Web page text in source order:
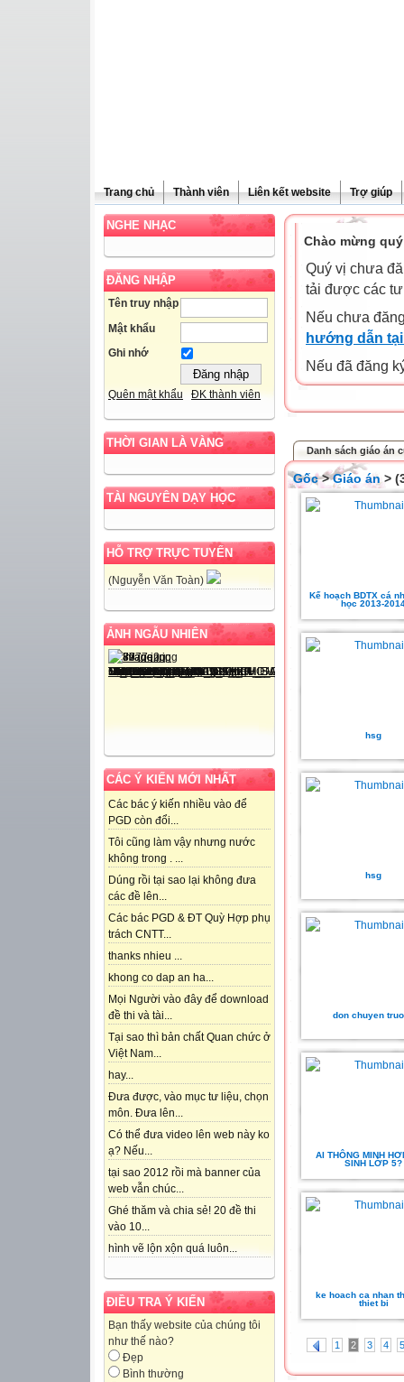
Trang chủ Thành viên Liên kết website Trợ giúp
NGHE NHẠC
ĐĂNG NHẬP
Tên truy nhập
Mật khẩu
Ghi nhớ
Quên mật khẩu ĐK thành viên
THỜI GIAN LÀ VÀNG
TÀI NGUYÊN DẠY HỌC
HỖ TRỢ TRỰC TUYẾN
(Nguyễn Văn Toàn)
ẢNH NGẪU NHIÊN
CÁC Ý KIẾN MỚI NHẤT
Các bác ý kiến nhiều vào để
PGD còn đổi...
Tôi cũng làm vậy nhưng nước
không trong . ...
Dúng rồi tại sao lại không đưa
các đề lên...
Các bác PGD & ĐT Quỳ Hợp phụ
trách CNTT...
thanks nhieu ...
khong co dap an ha...
Mọi Người vào đây để download
đề thi và tài...
Tại sao thì bản chất Quan chức ở
Việt Nam...
hay...
Đưa được, vào mục tư liệu, chọn
môn. Đưa lên...
Có thể đưa video lên web này ko
ạ? Nếu...
tại sao 2012 rồi mà banner của
web vẫn chúc...
Ghé thăm và chia sẻ! 20 đề thi
vào 10...
hình vẽ lộn xộn quá luôn...
ĐIỀU TRA Ý KIẾN
Bạn thấy website của chúng tôi
như thế nào?
Đẹp
Bình thường
Chào mừng
Quý vị chưa
tải được các
Nếu chưa
hướng dẫn
Nếu đã đăng
Danh sách giáo án
Gốc>Giáo án >
Kế hoạch BDTX cá
học 2013-
hsg
hsg
don chuyen
AI THÔNG MINH
SINH LỚP 5?
ke hoach ca nhan
thiet bi
1 2 3 4 5